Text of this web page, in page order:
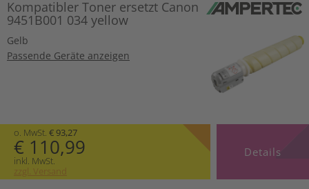
Kompatibler Toner ersetzt Canon
9451B001 034 yellow
Gelb
Passende Geräte anzeigen
o. MwSt. € 93,27
€ 110,99
inkl. MwSt.
zzgl. Versand
Details